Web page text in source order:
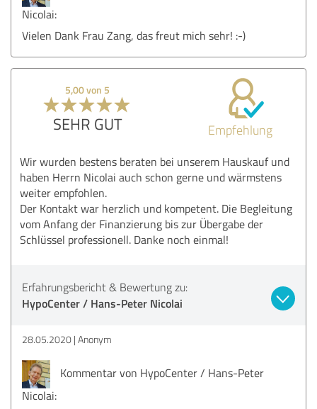
Nicolai:
Vielen Dank Frau Zang, das freut mich sehr! :-)
5,00 von 5
SEHR GUT Empfehlung
Wir wurden bestens beraten bei unserem Hauskauf und
haben Herrn Nicolai auch schon gerne und wärmstens
weiter empfohlen.
Der Kontakt war herzlich und kompetent. Die Begleitung
vom Anfang der Finanzierung bis zur Übergabe der
Schlüssel professionell. Danke noch einmal!
Erfahrungsbericht & Bewertung zu:
HypoCenter / Hans-Peter Nicolai
28.05.2020 Anonym
Kommentar von HypoCenter / Hans-Peter
Nicolai: